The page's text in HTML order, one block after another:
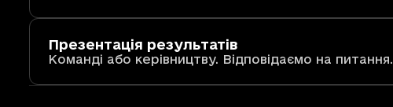
Презентація результатів
Команді або керівництву. Відповідаємо на питання.